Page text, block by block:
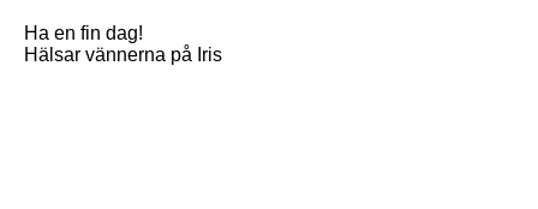
Ha en fin dag!
Hälsar vännerna på Iris